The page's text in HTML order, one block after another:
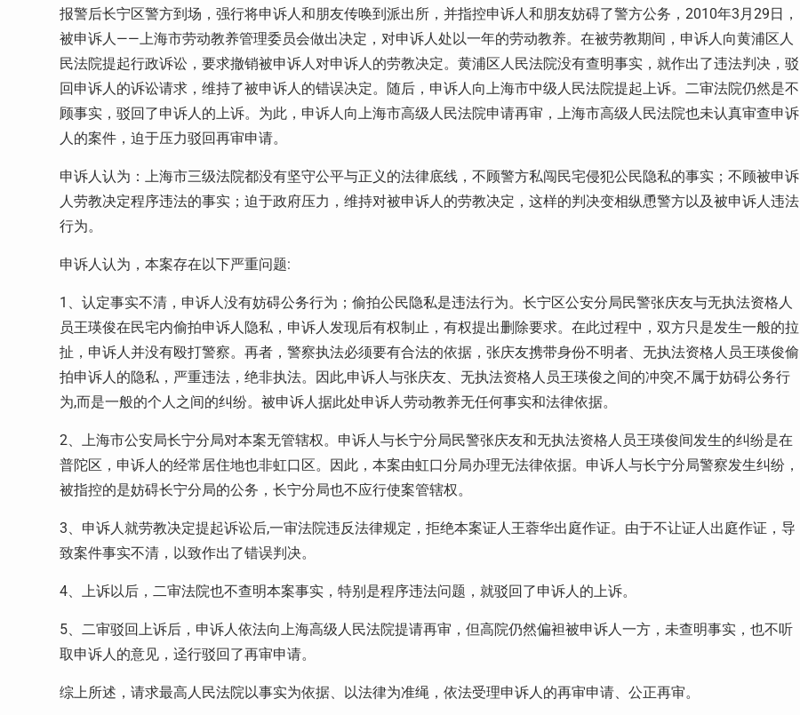
报警后长宁区警方到场，强行将申诉人和朋友传唤到派出所，并指控申诉人和朋友妨碍了警方公务， 2010年3月 29 日，
被申诉人——上海市劳动教养管理委员会做出决定，对申诉人处以一年的劳动教养。在被劳教期间，申诉人向黄浦区人
民法院提起行政诉讼，要求撤销被申诉人对申诉人的劳教决定。黄浦区人民法院没有查明事实，就作出了违法判决，驳
回申诉人的诉讼请求，维持了被申诉人的错误决定。随后，申诉人向上海市中级人民法院提起上诉。二审法院仍然是不
顾事实，驳回了申诉人的上诉。为此，申诉人向上海市高级人民法院申请再审，上海市高级人民法院也未认真审查申诉
人的案件，迫于压力驳回再审申请。
申诉人认为：上海市三级法院都没有坚守公平与正义的法律底线，不顾警方私闯民宅侵犯公民隐私的事实；不顾被申诉
人劳教决定程序违法的事实；迫于政府压力，维持对被申诉人的劳教决定，这样的判决变相纵恿警方以及被申诉人违法
行为。
申诉人认为，本案存在以下严重问题:
1 、认定事实不清，申诉人没有妨碍公务行为；偷拍公民隐私是违法行为。长宁区公安分局民警张庆友与无执法资格人
员王瑛俊在民宅内偷拍申诉人隐私，申诉人发现后有权制止，有权提出删除要求。在此过程中，双方只是发生一般的拉
扯，申诉人并没有殴打警察。再者，警察执法必须要有合法的依据，张庆友携带身份不明者、无执法资格人员王瑛俊偷
拍申诉人的隐私，严重违法，绝非执法。因此,申诉人与张庆友、无执法资格人员王瑛俊之间的冲突,不属于妨碍公务行
为,而是一般的个人之间的纠纷。被申诉人据此处申诉人劳动教养无任何事实和法律依据。
2、上海市公安局长宁分局对本案无管辖权。申诉人与长宁分局民警张庆友和无执法资格人员王瑛俊间发生的纠纷是在
普陀区，申诉人的经常居住地也非虹口区。因此，本案由虹口分局办理无法律依据。申诉人与长宁分局警察发生纠纷，
被指控的是妨碍长宁分局的公务，长宁分局也不应行使案管辖权。
3、申诉人就劳教决定提起诉讼后,一审法院违反法律规定，拒绝本案证人王蓉华出庭作证。由于不让证人出庭作证，导
致案件事实不清，以致作出了错误判决。
4、上诉以后，二审法院也不查明本案事实，特别是程序违法问题，就驳回了申诉人的上诉。
5、二审驳回上诉后，申诉人依法向上海高级人民法院提请再审，但高院仍然偏袒被申诉人一方，未查明事实，也不听
取申诉人的意见，迳行驳回了再审申请。
综上所述，请求最高人民法院以事实为依据、以法律为准绳，依法受理申诉人的再审申请、公正再审。